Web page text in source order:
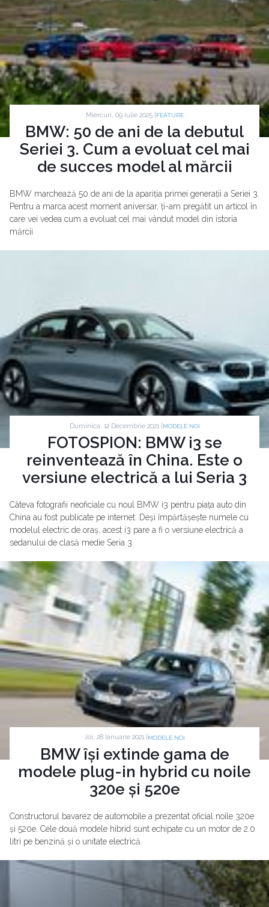
Miercuri, 09 Iulie 2025 | FEATURE
BMW: 50 de ani de la debutul
Seriei 3. Cum a evoluat cel mai
de succes model al mărcii
BMW marchează 50 de ani de la apariția primei generații a Seriei 3.
Pentru a marca acest moment aniversar, ți-am pregătit un articol în
care vei vedea cum a evoluat cel mai vândut model din istoria
mărcii.
Duminica, 12 Decembrie 2021 | MODELE NOI
FOTOSPION: BMW i3 se
reinventează în China. Este o
versiune electrică a lui Seria 3
Câteva fotografii neoficiale cu noul BMW i3 pentru piața auto din
China au fost publicate pe internet. Deși împărtășește numele cu
modelul electric de oraș, acest i3 pare a fi o versiune electrică a
sedanului de clasă medie Seria 3.
Joi, 28 Ianuarie 2021 | MODELE NOI
BMW își extinde gama de
modele plug-in hybrid cu noile
320e și 520e
Constructorul bavarez de automobile a prezentat oficial noile 320e
și 520e. Cele două modele hibrid sunt echipate cu un motor de 2.0
litri pe benzină și o unitate electrică.